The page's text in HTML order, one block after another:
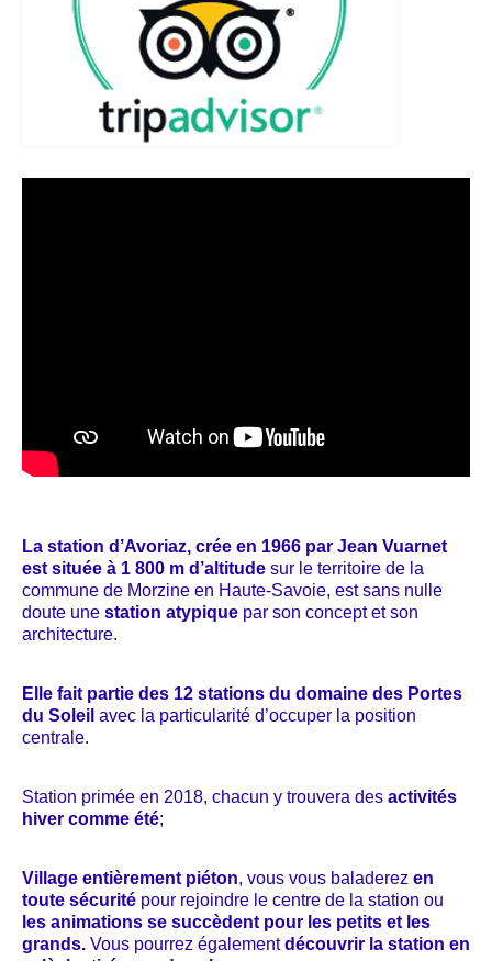
La station d’Avoriaz, crée en 1966 par Jean Vuarnet
est située à 1 800 m d’altitude sur le territoire de la
commune de Morzine en Haute-Savoie, est sans nulle
doute une station atypique par son concept et son
architecture.
Elle fait partie des 12 stations du domaine des Portes
du Soleil avec la particularité d’occuper la position
centrale.
Station primée en 2018, chacun y trouvera des activités
hiver comme été;
Village entièrement piéton, vous vous baladerez en
toute sécurité pour rejoindre le centre de la station ou
les animations se succèdent pour les petits et les
grands. Vous pourrez égalementdécouvrir la station en